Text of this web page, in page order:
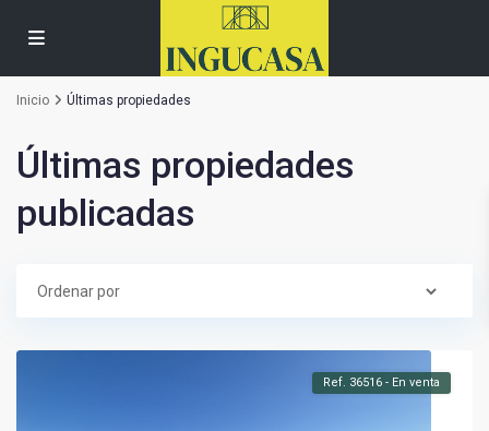
Inicio Últimas propiedades
Últimas propiedades
publicadas
Ref. 36516 - En venta